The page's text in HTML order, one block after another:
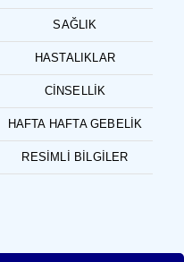
SAĞLIK
HASTALIKLAR
CINSELLIK
HAFTA HAFTA GEBELIK
RESIMLI BILGILER